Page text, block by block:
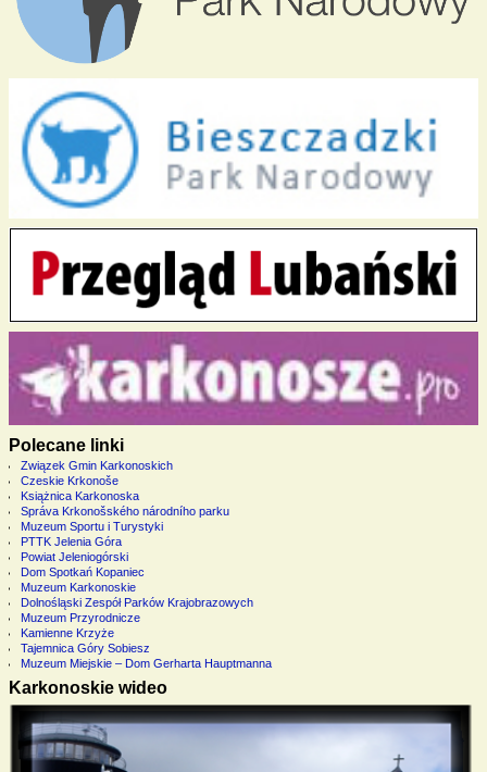
Polecane linki
Związek Gmin Karkonoskich
Czeskie Krkonoše
Książnica Karkonoska
Správa Krkonošského národního parku
Muzeum Sportu i Turystyki
PTTK Jelenia Góra
Powiat Jeleniogórski
Dom Spotkań Kopaniec
Muzeum Karkonoskie
Dolnośląski Zespół Parków Krajobrazowych
Muzeum Przyrodnicze
Kamienne Krzyże
Tajemnica Góry Sobiesz
Muzeum Miejskie – Dom Gerharta Hauptmanna
Karkonoskie wideo